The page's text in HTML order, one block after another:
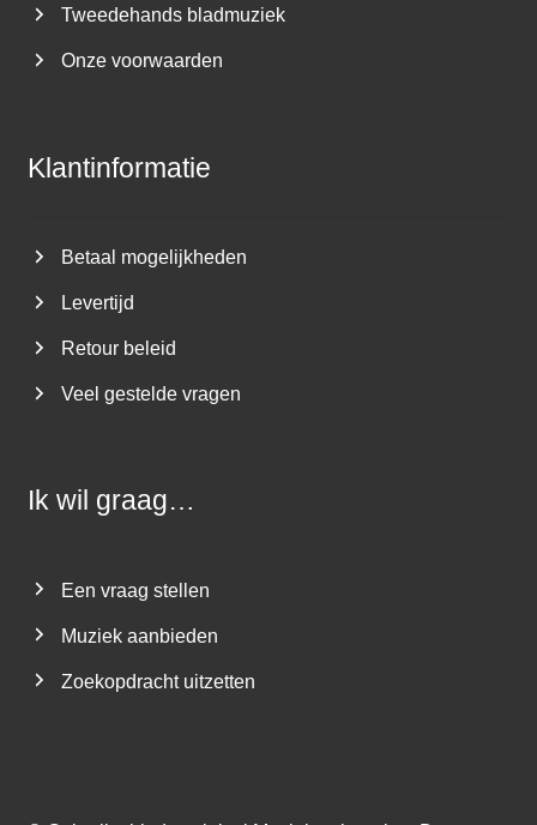
Tweedehands bladmuziek
Onze voorwaarden
Klantinformatie
Betaal mogelijkheden
Levertijd
Retour beleid
Veel gestelde vragen
Ik wil graag…
Een vraag stellen
Muziek aanbieden
Zoekopdracht uitzetten